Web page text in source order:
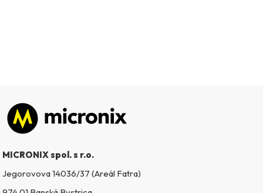
Zápätie
MICRONIX spol. s r.o.
Jegorovova 14036/37 (Areál Fatra)